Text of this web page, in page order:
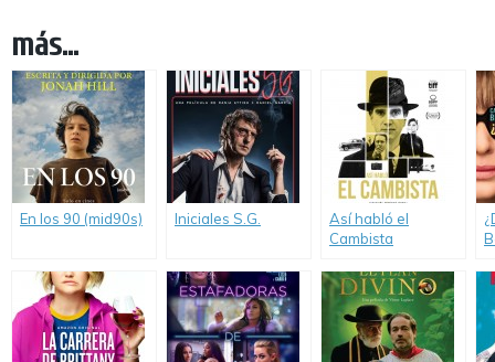
más...
En los 90 (mid90s) Iniciales S.G.
Así habló el
Cambista